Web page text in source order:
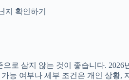
지 확인하기
로 삼지 않는 것이 좋습니다.
능 여부나 세부 조건은 개인 상황,